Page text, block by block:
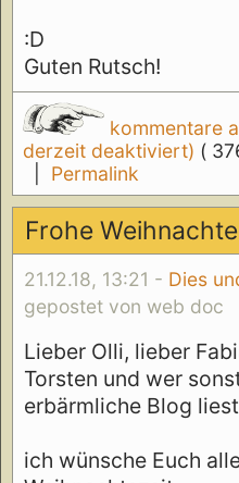
:D
Guten Rutsch!
kommentare
derzeit deaktiviert) (
Permalink
Frohe
21.12.18, 13:21 - Dies
gepostet von web doc
Lieber Olli, lieber
Torsten und wer
erbärmliche Blog
ich wünsche Euch